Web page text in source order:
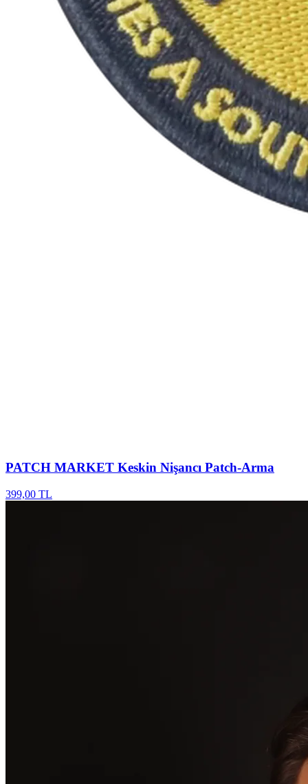
PATCH MARKET Keskin Nişancı Patch-Arma
399,00 TL